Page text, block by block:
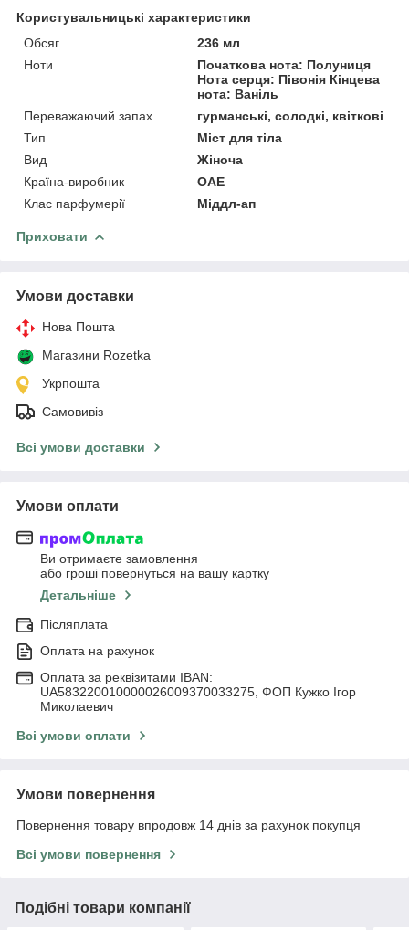
Користувальницькі характеристики
Обсяг
236 мл
Ноти
Початкова нота: Полуниця
Нота серця: Півонія Кінцева
нота: Ваніль
Переважаючий запах
гурманські, солодкі, квіткові
Тип
Міст для тіла
Вид
Жіноча
Країна-виробник
ОАЕ
Клас парфумерії
Міддл-ап
Приховати
Умови доставки
Нова Пошта
Магазини Rozetka
Укрпошта
Самовивіз
Всі умови доставки
Умови оплати
Ви отримаєте замовлення
або гроші повернуться на вашу картку
Детальніше
Післяплата
Оплата на рахунок
Оплата за реквізитами IBAN:
UA583220010000026009370033275, ФОП Кужко Ігор
Миколаевич
Всі умови оплати
Умови повернення
Повернення товару впродовж 14 днів за рахунок покупця
Всі умови повернення
Подібні товари компанії